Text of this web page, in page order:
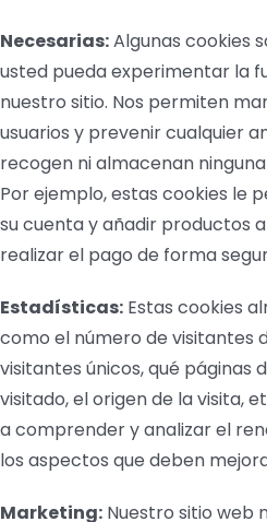
Necesarias:Algunas cookies
usted pueda experimentar la
nuestro sitio. Nos permiten
usuarios y prevenir cualquier
recogen ni almacenan
Por ejemplo, estas cookies le
su cuenta y añadir productos
realizar el pago de forma
Estadísticas:Estas cookies
como el número de visitantes
visitantes únicos, qué páginas
visitado, el origen de la visita,
a comprender y analizar el
los aspectos que deben
Marketing:Nuestro sitio web